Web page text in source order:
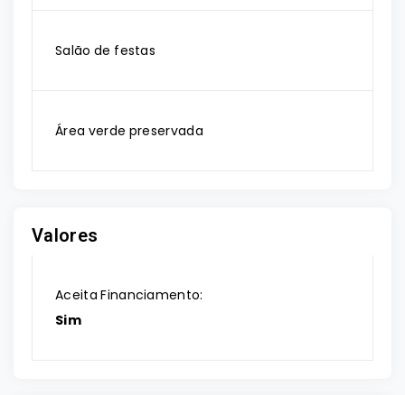
Salão de festas
Área verde preservada
Valores
Aceita Financiamento:
Sim